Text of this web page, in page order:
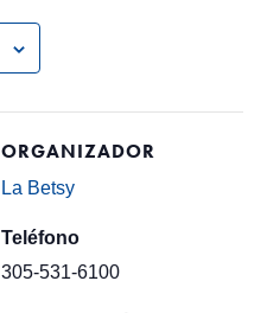
ORGANIZADOR
La Betsy
Teléfono
305-531-6100